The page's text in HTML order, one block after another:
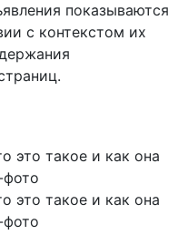
показываются
с контекстом их